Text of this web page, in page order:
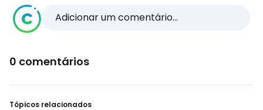
Adicionar um comentário...
0 comentários
Tópicos relacionados